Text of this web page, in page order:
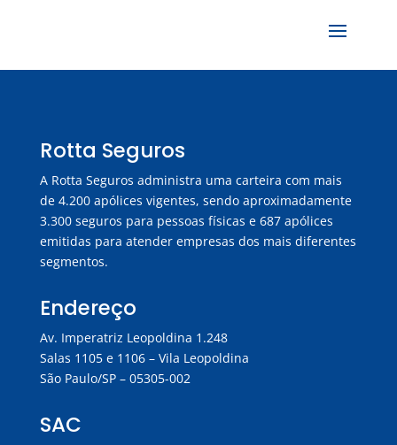
Rotta Seguros
A Rotta Seguros administra uma carteira com mais
de 4.200 apólices vigentes, sendo aproximadamente
3.300 seguros para pessoas físicas e 687 apólices
emitidas para atender empresas dos mais diferentes
segmentos.
Endereço
Av. Imperatriz Leopoldina 1.248
Salas 1105 e 1106 – Vila Leopoldina
São Paulo/SP – 05305-002
SAC